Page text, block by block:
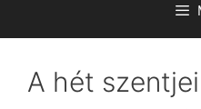
A hét szentjei